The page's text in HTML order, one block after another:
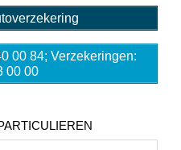
00 84; Verzekeringen:
00 00